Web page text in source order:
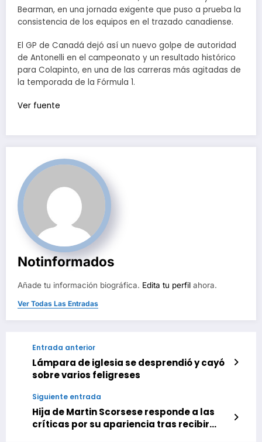
Bearman, en una jornada exigente que puso a prueba la
consistencia de los equipos en el trazado canadiense.
El GP de Canadá dejó así un nuevo golpe de autoridad
de Antonelli en el campeonato y un resultado histórico
para Colapinto, en una de las carreras más agitadas de
la temporada de la Fórmula 1.
Ver fuente
Notinformados
Añade tu información biográfica. Edita tu perfil ahora.
Ver Todas Las Entradas
Entrada anterior
Lámpara de iglesia se desprendió y cayó
sobre varios feligreses
Siguiente entrada
Hija de Martin Scorsese responde a las
críticas por su apariencia tras recibir